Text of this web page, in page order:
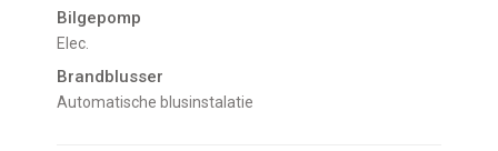
Bilgepomp
Elec.
Brandblusser
Automatische blusinstalatie